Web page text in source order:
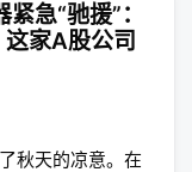
急“驰援”：
家A股公司
秋天的凉意。在